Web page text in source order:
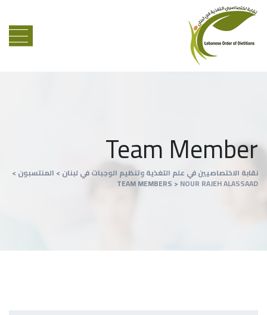
Team Member
نقابة الاختصاصيين في علم التغذية وتنظيم الوجبات في لبنان > المنتسبون >
TEAM MEMBERS > NOUR RAJEH ALASSAAD